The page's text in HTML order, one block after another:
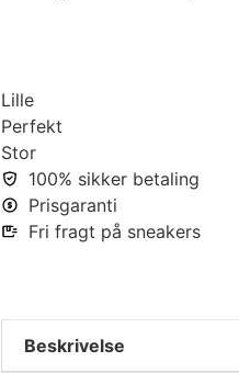
Lille
Perfekt
Stor
100% sikker betaling
Prisgaranti
Fri fragt på sneakers
Beskrivelse